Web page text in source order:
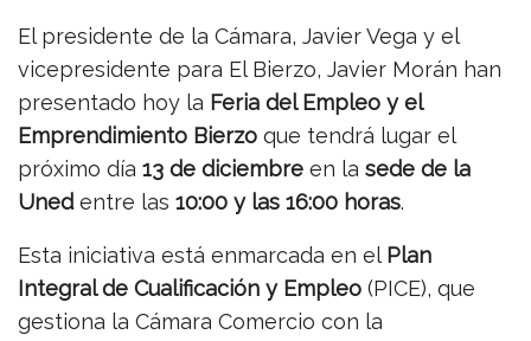
El presidente de la Cámara, Javier Vega y el
vicepresidente para El Bierzo, Javier Morán han
presentado hoy la Feria del Empleo y el
Emprendimiento Bierzo que tendrá lugar el
próximo día 13 de diciembre en la sede de la
Unedentre las 10:00 y las 16:00 horas.
Esta iniciativa está enmarcada en el Plan
Integral de Cualificación y Empleo (PICE), que
gestiona la Cámara Comercio con la